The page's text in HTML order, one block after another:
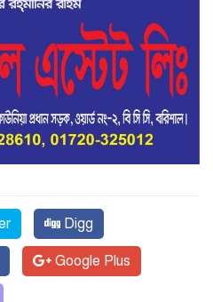
Digg
Google Plus